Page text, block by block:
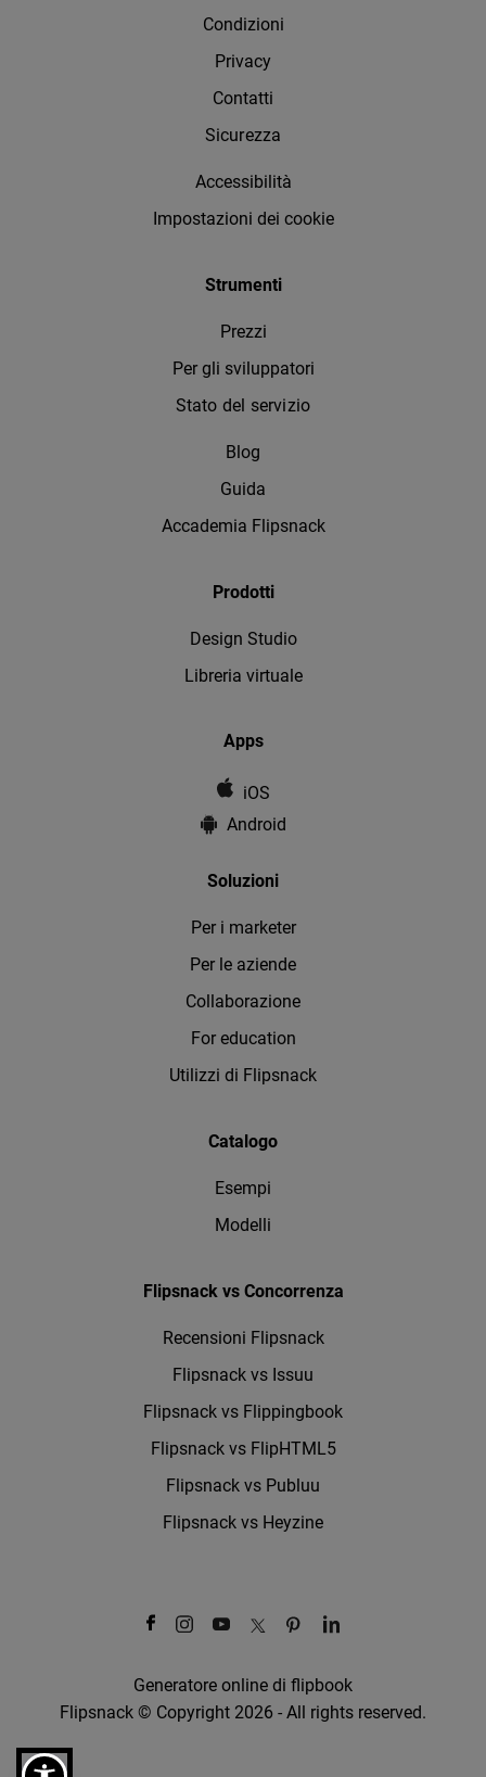
Condizioni
Privacy
Contatti
Sicurezza
Accessibilità
Impostazioni dei cookie
Strumenti
Prezzi
Per gli sviluppatori
Stato del servizio
Blog
Guida
Accademia Flipsnack
Prodotti
Design Studio
Libreria virtuale
Apps
iOS
Android
Soluzioni
Per i marketer
Per le aziende
Collaborazione
For education
Utilizzi di Flipsnack
Catalogo
Esempi
Modelli
Flipsnack vs Concorrenza
Recensioni Flipsnack
Flipsnack vs Issuu
Flipsnack vs Flippingbook
Flipsnack vs FlipHTML5
Flipsnack vs Publuu
Flipsnack vs Heyzine
Generatore online di flipbook
Flipsnack © Copyright 2026 - All rights reserved.